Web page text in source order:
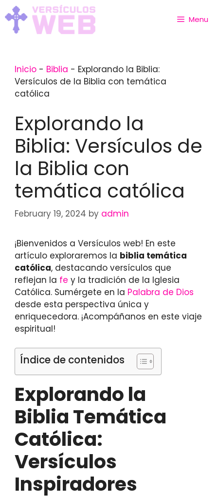
Skip
to
content
Menu
Inicio - Biblia - Explorando la Biblia:
Versículos de la Biblia con temática
católica
Explorando la
Biblia: Versículos de
la Biblia con
temática católica
February 19, 2024 by admin
¡Bienvenidos a Versículos web! En este
artículo exploraremos la biblia temática
católica, destacando versículos que
reflejan la fe y la tradición de la Iglesia
Católica. Sumérgete en la Palabra de Dios
desde esta perspectiva única y
enriquecedora. ¡Acompáñanos en este viaje
espiritual!
Índice de contenidos
Explorando la
Biblia Temática
Católica:
Versículos
Inspiradores